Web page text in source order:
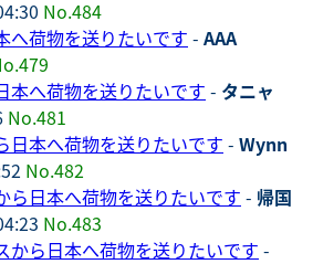
No.484
へ荷物を送りたいです - AAA
本へ荷物を送りたいです - タニャ
No.481
日本へ荷物を送りたいです - Wynn
No.482
ら日本へ荷物を送りたいです - 帰国
No.483
から日本へ荷物を送りたいです -